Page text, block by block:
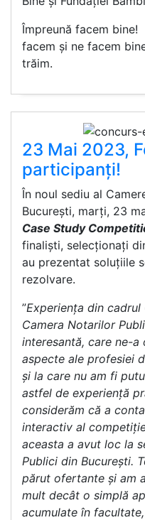
Împreună facem
facem și ne facem
trăim.
23 Mai 2023,
participanți!
În noul sediu al
București, marți, 23
Case Study
finaliști, selecționați
au prezentat soluțiile
rezolvare.
”Experiența din
Camera Notarilor
interesantă, care ne-a
aspecte ale profesiei
și la care nu am fi
astfel de experiență
considerăm că a
interactiv al
aceasta a avut loc la
Publici din București.
părut ofertante și am
mult decât o simplă
acumulate în